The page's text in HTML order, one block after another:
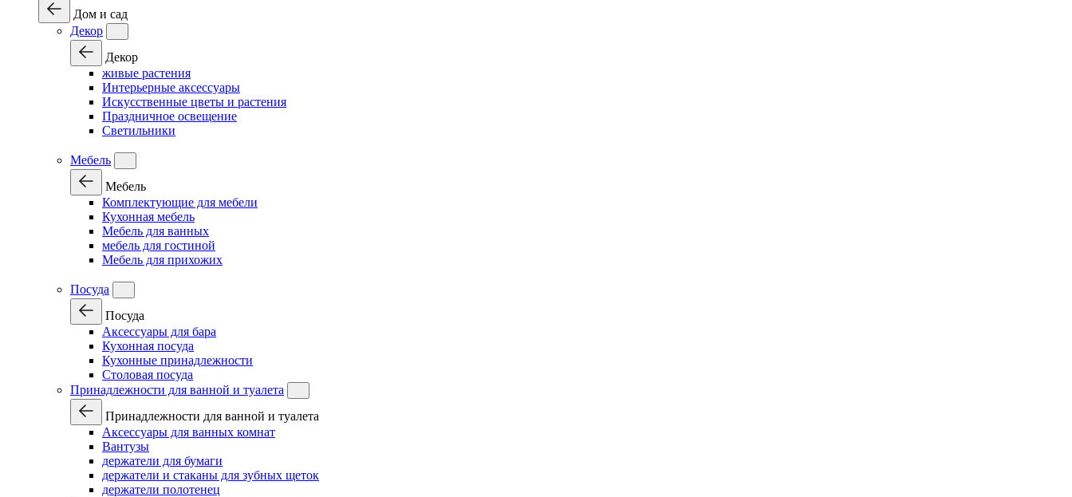
Дом и сад
Декор
Декор
живые растения
Интерьерные аксессуары
Искусственные цветы и растения
Праздничное освещение
Светильники
Мебель
Мебель
Комплектующие для мебели
Кухонная мебель
Мебель для ванных
мебель для гостиной
Мебель для прихожих
Посуда
Посуда
Аксессуары для бара
Кухонная посуда
Кухонные принадлежности
Столовая посуда
Принадлежности для ванной и туалета
Принадлежности для ванной и туалета
Аксессуары для ванных комнат
Вантузы
держатели для бумаги
держатели и стаканы для зубных щеток
держатели полотенец